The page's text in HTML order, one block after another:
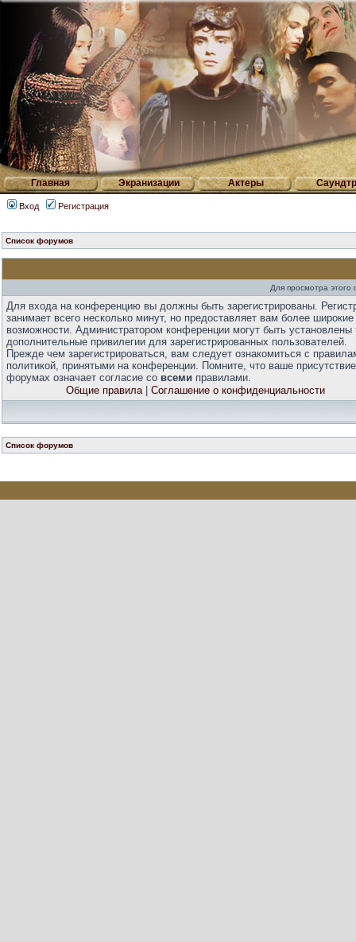
Главная Экранизации Актеры
Вход Регистрация
Список форумов
Для просмотра
Для входа на конференцию вы должны быть зарегистрированы.
занимает всего несколько минут, но предоставляет вам более широкие
возможности. Администратором конференции могут быть установлены
дополнительные привилегии для зарегистрированных пользователей.
Прежде чем зарегистрироваться, вам следует ознакомиться с
политикой, принятыми на конференции. Помните, что ваше
форумах означает согласие со всеми правилами.
Общие правила| Соглашение о конфиденциальности
Список форумов